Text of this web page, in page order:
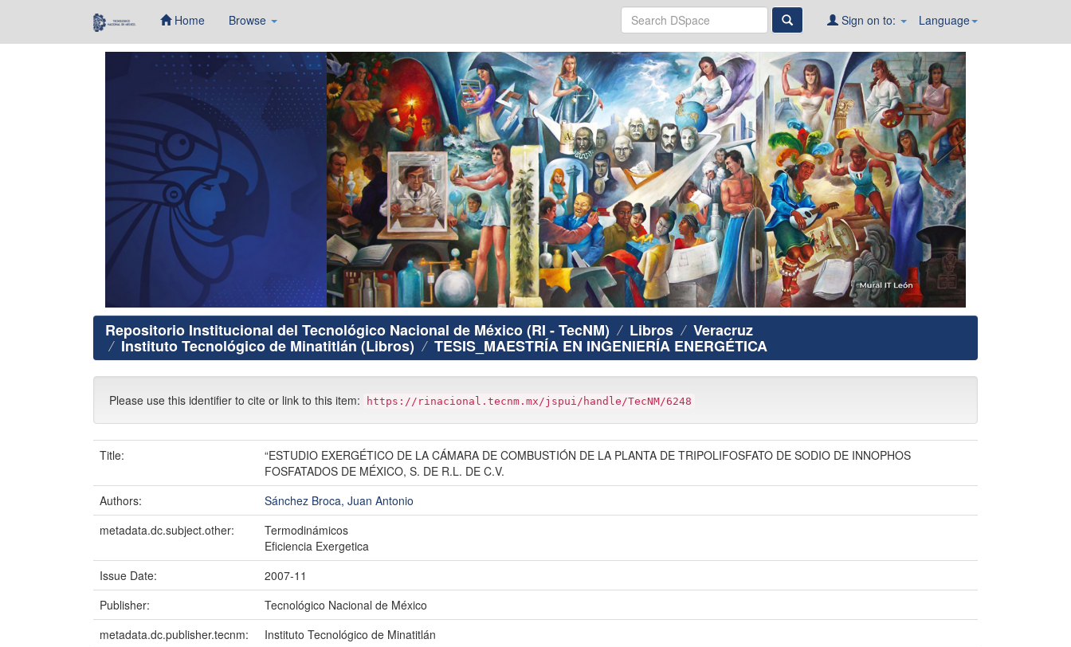
Home Browse Language
Sign on to:
Repositorio Institucional del Tecnológico Nacional de México (RI - TecNM) Libros Veracruz
Instituto Tecnológico de Minatitlán (Libros) TESIS_MAESTRÍA EN INGENIERÍA ENERGÉTICA
Please use this identifier to cite or link to this item: https://rinacional.tecnm.mx/jspui/handle/TecNM/6248
Title:
“ESTUDIO EXERGÉTICO DE LA CÁMARA DE COMBUSTIÓN DE LA PLANTA DE TRIPOLIFOSFATO DE SODIO DE INNOPHOS
FOSFATADOS DE MÉXICO, S. DE R.L. DE C.V.
Authors:
Sánchez Broca, Juan Antonio
metadata.dc.subject.other:
Termodinámicos
Eficiencia Exergetica
Issue Date:
2007-11
Publisher:
Tecnológico Nacional de México
metadata.dc.publisher.tecnm:
Instituto Tecnológico de Minatitlán